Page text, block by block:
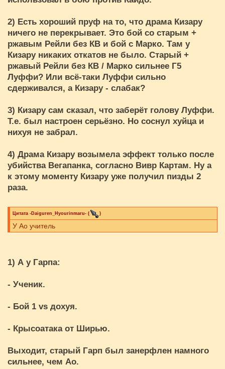
2) Есть хороший пруф на то, что драма Кизару
ничего не перекрывает. Это бой со старым +
ржавым Рейли без КВ и бой с Марко. Там у
Кизару никаких откатов не было. Старый +
ржавый Рейли без КВ / Марко сильнее Г5
Луффи? Или всё-таки Луффи сильно
сдерживался, а Кизару - слабак?
3) Кизару сам сказал, что заберёт голову Луффи.
Т.е. был настроен серьёзно. Но соснул хуйца и
нихуя не забрал.
4) Драма Кизару возымела эффект только после
убийства Вегапанка, согласно Вивр Картам. Ну а
к этому моменту Кизару уже получил пизды 2
раза.
Цитата -Daiguren_Hyourinmaru- ( )
У Ао учитель
1) А у Гарпа:
- Ученик.
- Бой 1 vs дохуя.
- Крысоатака от Ширью.
Выходит, старый Гарп был занерфлен намного
сильнее, чем Ао.